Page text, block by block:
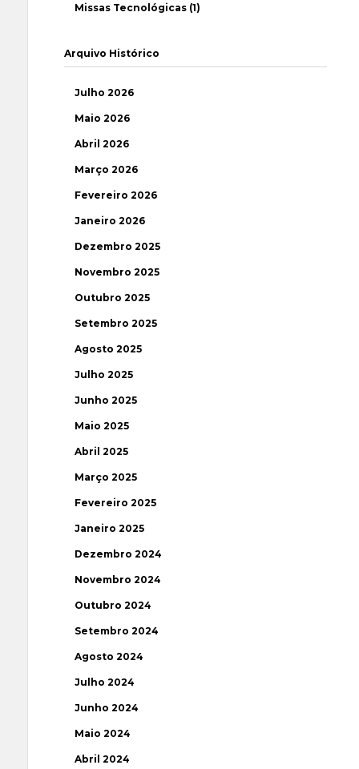
Missas Tecnológicas (1)
Arquivo Histórico
Julho 2026
Maio 2026
Abril 2026
Março 2026
Fevereiro 2026
Janeiro 2026
Dezembro 2025
Novembro 2025
Outubro 2025
Setembro 2025
Agosto 2025
Julho 2025
Junho 2025
Maio 2025
Abril 2025
Março 2025
Fevereiro 2025
Janeiro 2025
Dezembro 2024
Novembro 2024
Outubro 2024
Setembro 2024
Agosto 2024
Julho 2024
Junho 2024
Maio 2024
Abril 2024